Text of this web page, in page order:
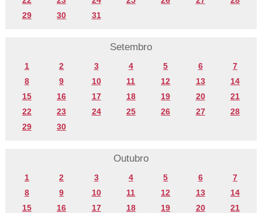
29
30 31
Setembro
1 2 3 4 5 6
7
8
9 10 11 12 13
14
15
16 17 18 19 20
21
22
23 24 25 26 27
28
29
30
Outubro
1 2 3 4 5 6
7
8
9 10 11 12 13
14
15
16 17 18 19 20
21